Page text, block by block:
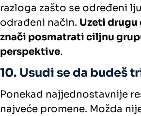
razloga zašto se određeni
odrađeni način. Uzeti
znači posmatrati ciljnu
perspektive.
10. Usudi se da budeš
Ponekad najjednostavnije
najveće promene. Možda